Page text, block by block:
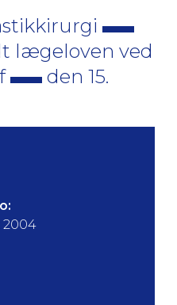
lægeloven ved
den 15.
2004